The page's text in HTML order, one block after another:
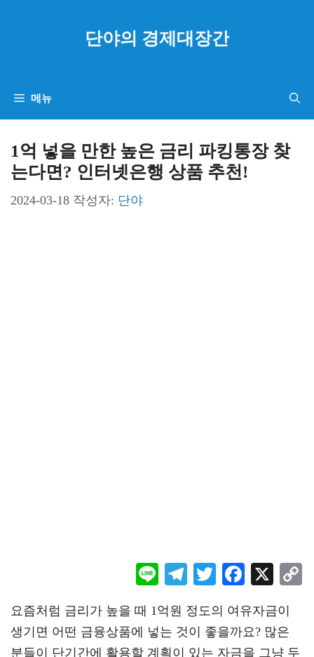
단야의 경제대장간
메뉴
1억 넣을 만한 높은 금리 파킹통장 찾
는다면? 인터넷은행 상품 추천!
2024-03-18 작성자: 단야
Li
Te
gr
a
T
tt
er
F
eb
oo
X
요즘처럼 금리가 높을 때 1억원 정도의 여유자금이
생기면 어떤 금융상품에 넣는 것이 좋을까요? 많은
분들이 단기간에 활용할 계획이 있는 자금을 그냥 두